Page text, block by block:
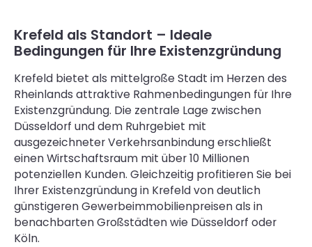
Krefeld als Standort – Ideale
Bedingungen für Ihre Existenzgründung
Krefeld bietet als mittelgroße Stadt im Herzen des
Rheinlands attraktive Rahmenbedingungen für Ihre
Existenzgründung. Die zentrale Lage zwischen
Düsseldorf und dem Ruhrgebiet mit
ausgezeichneter Verkehrsanbindung erschließt
einen Wirtschaftsraum mit über 10 Millionen
potenziellen Kunden. Gleichzeitig profitieren Sie bei
Ihrer Existenzgründung in Krefeld von deutlich
günstigeren Gewerbeimmobilienpreisen als in
benachbarten Großstädten wie Düsseldorf oder
Köln.